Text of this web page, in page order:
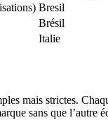
Bresil
Brésil
Italie
mais strictes.
sans que l’autre